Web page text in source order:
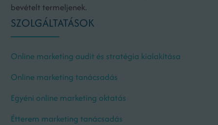
bevételt termeljenek.
SZOLGÁLTATÁSOK
Online marketing audit és stratégia kialakítása
Online marketing tanácsadás
Egyéni online marketing oktatás
Étterem marketing tanácsadás